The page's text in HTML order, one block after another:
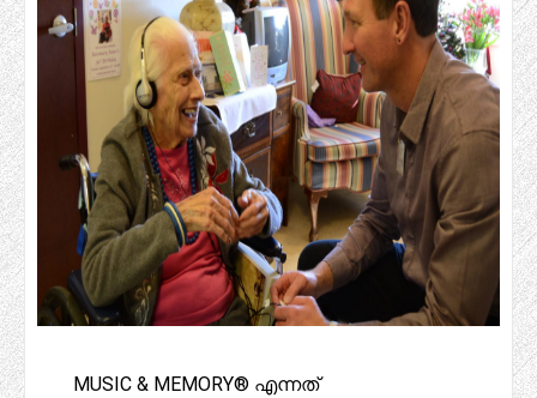
MUSIC & MEMORY® എന്നത്